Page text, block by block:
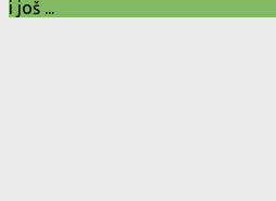
i još ...